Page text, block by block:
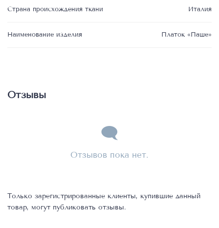
Страна происхождения ткани Италия
Наименование изделия Платок «Паше»
Отзывы
Отзывов пока нет.
Только зарегистрированные клиенты, купившие данный
товар, могут публиковать отзывы.